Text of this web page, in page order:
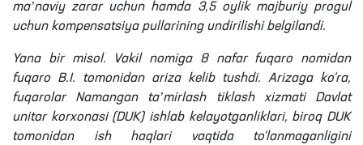
maʼnaviy zarar uchun hamda 3,5 oylik majburiy progul
uchun kompensatsiya pullarining undirilishi belgilandi.
Yana bir misol. Vakil nomiga 8 nafar fuqaro nomidan
fuqaro B.I. tomonidan ariza kelib tushdi. Arizaga ko‘ra,
fuqarolar Namangan taʼmirlash tiklash xizmati Davlat
unitar korxonasi (DUK) ishlab kelayotganliklari, biroq DUK
tomonidan ish haqlari vaqtida to‘lanmaganligini